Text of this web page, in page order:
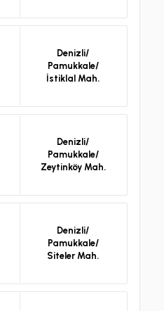
Denizli/
Pamukkale/
İstiklal Mah.
Denizli/
Pamukkale/
Zeytinköy Mah.
Denizli/
Pamukkale/
Siteler Mah.